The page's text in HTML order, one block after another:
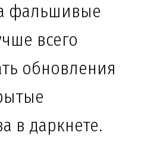
фальшивые
всего
обновления
в даркнете.